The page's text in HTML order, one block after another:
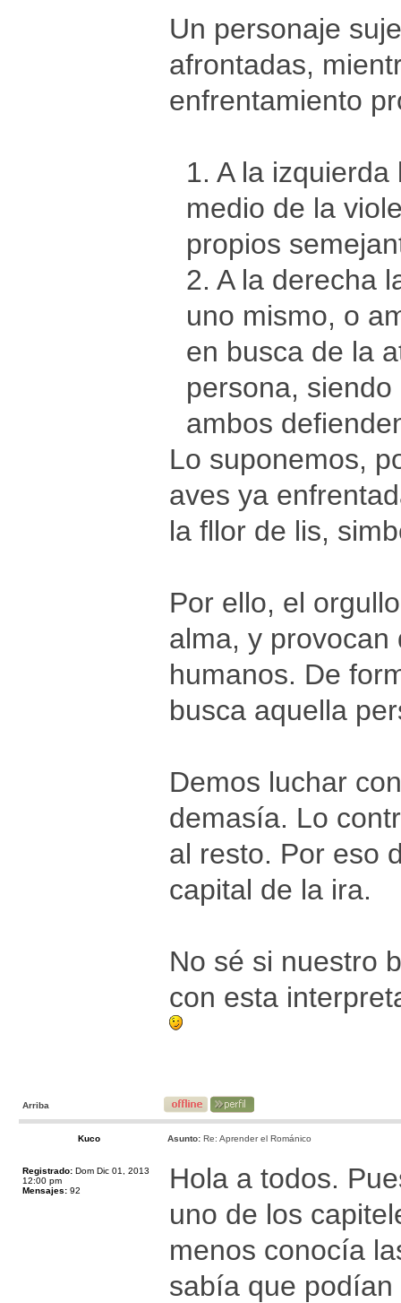
Un personaje
afrontadas,
enfrentamiento
1. A la
medio de la
propios
2. A la derecha
uno mismo, o
en busca de la
persona,
ambos
Lo suponemos,
aves ya
la fllor de lis,
Por ello, el
alma, y
humanos. De
busca aquella
Demos luchar
demasía. Lo
al resto. Por eso
capital de la ira.
No sé si nuestro
con esta
Arriba
Kuco Asunto: Re: Aprender el Románico
Registrado: Dom Dic 01, 2013
12:00 pm
Mensajes: 92
Hola a todos.
uno de los
menos conocía
sabía que